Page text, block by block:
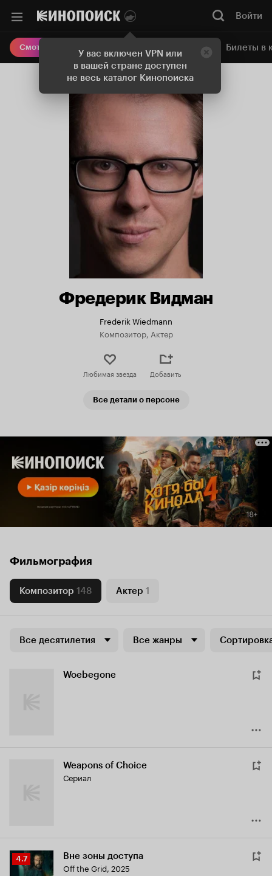
У вас включен VPN или
в вашей стране доступен
не весь каталог Кинопоиска
Войти
Смотреть кино Онлайн-кинотеатр Билеты в
Фредерик Видман
Frederik Wiedmann
Композитор, Актер
Любимая звезда Добавить
Все детали о персоне
Фильмография
Композитор 148 Актер 1
Все десятилетия Все жанры
Woebegone
Weapons of Choice
Сериал
Рейтинг
Кинопоиска
4.7 Вне зоны доступа
Off the Grid, 2025